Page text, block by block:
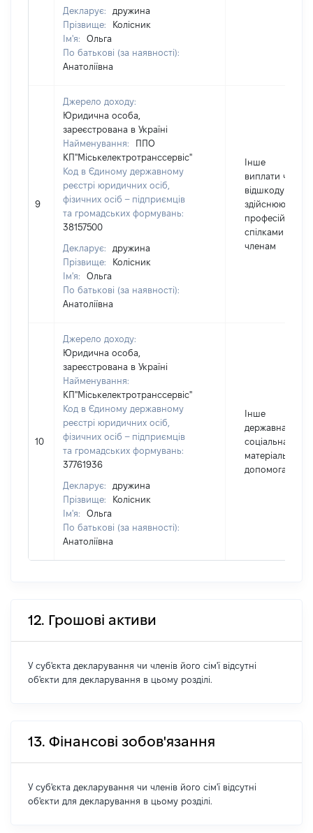
Декларує:
дружина
Прізвище:
Колісник
Ім'я:
Ольга
По батькові (за наявності):
Анатоліївна
9
Джерело доходу:
Юридична особа,
зареєстрована в Україні
Найменування:
ППО
КП"Міськелектротранссервіс"
Код в Єдиному державному
реєстрі юридичних осіб,
фізичних осіб – підприємців
та громадських формувань:
38157500
Декларує:
дружина
Прізвище:
Колісник
Ім'я:
Ольга
По батькові (за наявності):
Анатоліївна
Інше
виплати чи
здійснюються
професійними
спілками своїм
членам
10
Джерело доходу:
Юридична особа,
зареєстрована в Україні
Найменування:
КП"Міськелектротранссервіс"
Код в Єдиному державному
реєстрі юридичних осіб,
фізичних осіб – підприємців
та громадських формувань:
37761936
Декларує:
дружина
Прізвище:
Колісник
Ім'я:
Ольга
По батькові (за наявності):
Анатоліївна
Інше
державна та
соціальна
матеріальна
допомога
12. Грошові активи
У суб'єкта декларування чи членів його сім'ї відсутні
об'єкти для декларування в цьому розділі.
13. Фінансові зобов'язання
У суб'єкта декларування чи членів його сім'ї відсутні
об'єкти для декларування в цьому розділі.